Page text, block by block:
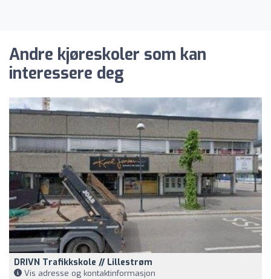
Andre kjøreskoler som kan
interessere deg
DRIVN Trafikkskole // Lillestrøm
Vis adresse og kontaktinformasjon